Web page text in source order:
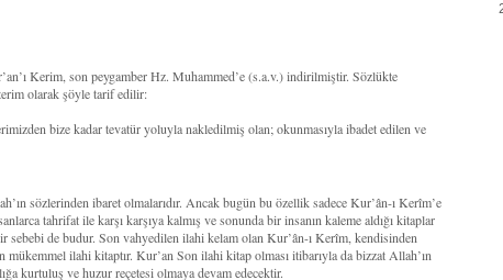
Kerim, son peygamber Hz. Muhammed’e (s.a.v.) indirilmiştir. Sözlükte
olarak şöyle tarif edilir:
bize kadar tevatür yoluyla nakledilmiş olan; okunmasıyla ibadet edilen ve
sözlerinden ibaret olmalarıdır. Ancak bugün bu özellik sadece Kur’ân-ı Kerîm’e
tahrifat ile karşı karşıya kalmış ve sonunda bir insanın kaleme aldığı kitaplar
de budur. Son vahyedilen ilahi kelam olan Kur’ân-ı Kerîm, kendisinden
ilahi kitaptır. Kur’an Son ilahi kitap olması itibarıyla da bizzat Allah’ın
kurtuluş ve huzur reçetesi olmaya devam edecektir.